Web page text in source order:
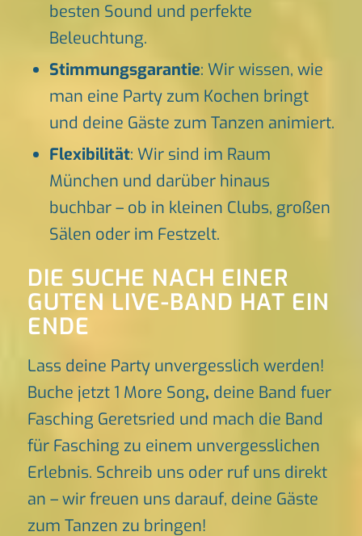
besten Sound und perfekte
Beleuchtung.
Stimmungsgarantie: Wir wissen, wie
man eine Party zum Kochen bringt
und deine Gäste zum Tanzen animiert.
Flexibilität: Wir sind im Raum
München und darüber hinaus
buchbar – ob in kleinen Clubs, großen
Sälen oder im Festzelt.
DIE SUCHE NACH EINER
GUTEN LIVE-BAND HAT EIN
ENDE
Lass deine Party unvergesslich werden!
Buche jetzt 1 More Song, deine Band fuer
Fasching Geretsried und mach die Band
für Fasching zu einem unvergesslichen
Erlebnis. Schreib uns oder ruf uns direkt
an – wir freuen uns darauf, deine Gäste
zum Tanzen zu bringen!